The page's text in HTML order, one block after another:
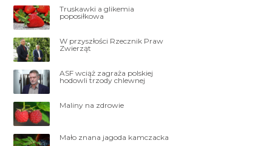
Truskawki a glikemia
poposiłkowa
W przyszłości Rzecznik Praw
Zwierząt
ASF wciąż zagraża polskiej
hodowli trzody chlewnej
Maliny na zdrowie
Mało znana jagoda kamczacka